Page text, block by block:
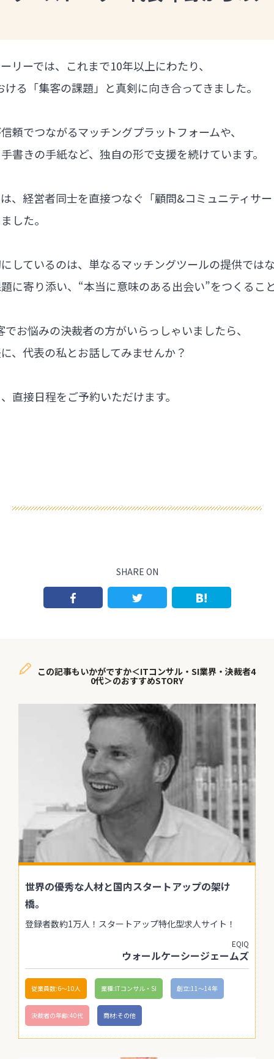
リーでは、これまで10年以上にわたり、
る「集客の課題」と真剣に向き合ってきました。
頼でつながるマッチングプラットフォームや、
書きの手紙など、独自の形で支援を続けています。
、経営者同士を直接つなぐ「顧問&コミュニティサ
した。
しているのは、単なるマッチングツールの提供では
に寄り添い、“本当に意味のある出会い”をつくるこ
お悩みの決裁者の方がいらっしゃいましたら、
、代表の私とお話してみませんか？
直接日程をご予約いただけます。
SHARE ON
この記事もいかがですか＜ITコンサル・SI業界・決裁者4
0代＞のおすすめSTORY
世界の優秀な人材と国内スタートアップの架け
橋。
登録者数約1万人！スタートアップ特化型求人サイト！
EQIQ
ウォールケーシージェームズ
従業員数:6～10人 業種:ITコンサル・SI 創立:11〜14年
決裁者の年齢:40代 商材:その他